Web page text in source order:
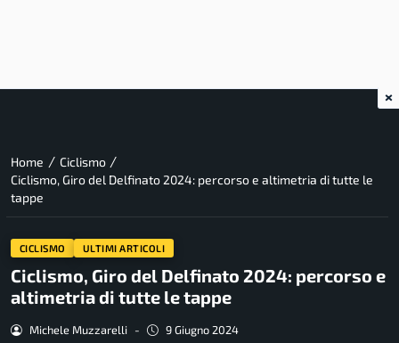
Home / Ciclismo /
Ciclismo, Giro del Delfinato 2024: percorso e altimetria di tutte le
tappe
CICLISMO ULTIMI ARTICOLI
Ciclismo, Giro del Delfinato 2024: percorso e
altimetria di tutte le tappe
Michele Muzzarelli - 9 Giugno 2024
×